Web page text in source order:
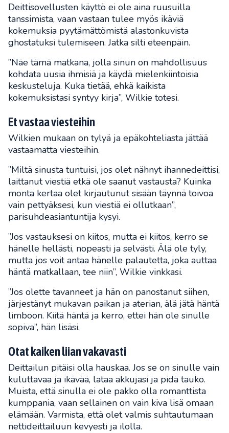
Deittisovellusten käyttö ei ole aina ruusuilla
tanssimista, vaan vastaan tulee myös ikäviä
kokemuksia pyytämättömistä alastonkuvista
ghostatuksi tulemiseen. Jatka silti eteenpäin.
”Näe tämä matkana, jolla sinun on mahdollisuus
kohdata uusia ihmisiä ja käydä mielenkiintoisia
keskusteluja. Kuka tietää, ehkä kaikista
kokemuksistasi syntyy kirja”, Wilkie totesi.
Et vastaa viesteihin
Wilkien mukaan on tylyä ja epäkohteliasta jättää
vastaamatta viesteihin.
”Miltä sinusta tuntuisi, jos olet nähnyt ihannedeittisi,
laittanut viestiä etkä ole saanut vastausta? Kuinka
monta kertaa olet kirjautunut sisään täynnä toivoa
vain pettyäksesi, kun viestiä ei ollutkaan”,
parisuhdeasiantuntija kysyi.
”Jos vastauksesi on kiitos, mutta ei kiitos, kerro se
hänelle hellästi, nopeasti ja selvästi. Älä ole tyly,
mutta jos voit antaa hänelle palautetta, joka auttaa
häntä matkallaan, tee niin”, Wilkie vinkkasi.
”Jos olette tavanneet ja hän on panostanut siihen,
järjestänyt mukavan paikan ja aterian, älä jätä häntä
limboon. Kiitä häntä ja kerro, ettei hän ole sinulle
sopiva”, hän lisäsi.
Otat kaiken liian vakavasti
Deittailun pitäisi olla hauskaa. Jos se on sinulle vain
kuluttavaa ja ikävää, lataa akkujasi ja pidä tauko.
Muista, että sinulla ei ole pakko olla romanttista
kumppania, vaan sellainen on vain kiva lisä omaan
elämään. Varmista, että olet valmis suhtautumaan
nettideittailuun kevyesti ja ilolla.